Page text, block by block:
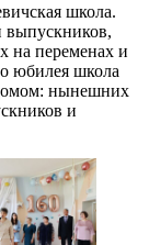
школа.
выпускников,
на переменах и
юбилея школа
нынешних
и